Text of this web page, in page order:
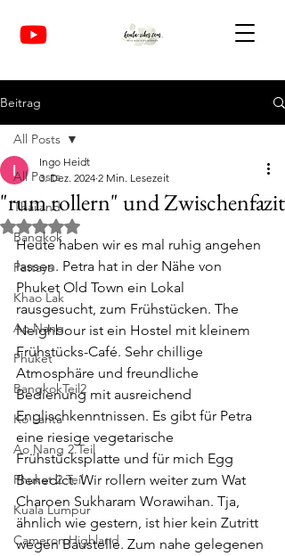
Beitrag
All Posts
Thailand
Bangkok
Pattaya
Khao Lak
Ao Nang
Phuket
BangkokTeil2
Ko Lanta
Ao Nang 2.Teil
Phuket 2.Teil
Kuala Lumpur
Cameron Highland
All Posts
"rum rollern" und Zwischenfazit
Ingo Heidt
3. Dez. 2024 2 Min. Lesezeit
Mit NaN von 5 Sternen bewertet.
Heute haben wir es mal ruhig angehen
lassen. Petra hat in der Nähe von
Phuket Old Town ein Lokal
rausgesucht, zum Frühstücken. The
Neighbour ist ein Hostel mit kleinem
Frühstücks-Café. Sehr chillige
Atmosphäre und freundliche
Bedienung mit ausreichend
Englischkenntnissen. Es gibt für Petra
eine riesige vegetarische
Frühstücksplatte und für mich Egg
Benedict. Wir rollern weiter zum Wat
Charoen Sukharam Worawihan. Tja,
ähnlich wie gestern, ist hier kein Zutritt
wegen Baustelle. Zum nahe gelegenen